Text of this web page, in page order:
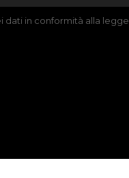
dati in conformità alla legge